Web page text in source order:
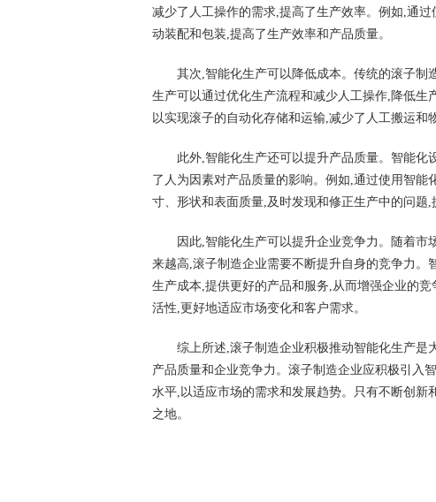
减少了人工操作的需求,提高了生产效率。例如,通
动装配和包装,提高了生产效率和产品质量。
其次,智能化生产可以降低成本。传统的滚子
生产可以通过优化生产流程和减少人工操作,降低
以实现滚子的自动化存储和运输,减少了人工搬运和
此外,智能化生产还可以提升产品质量。智能
了人为因素对产品质量的影响。例如,通过使用智
寸、形状和表面质量,及时发现和修正生产中的问题,
因此,智能化生产可以提升企业竞争力。随着
来越高,滚子制造企业需要不断提升自身的竞争力
生产成本,提供更好的产品和服务,从而增强企业的
活性,更好地适应市场变化和客户需求。
综上所述,滚子制造企业积极推动智能化生产
产品质量和企业竞争力。滚子制造企业应积极引入
水平,以适应市场的需求和发展趋势。只有不断创
之地。